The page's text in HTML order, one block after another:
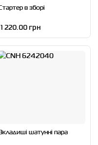
в зборі
220.00 грн
шатунні пара